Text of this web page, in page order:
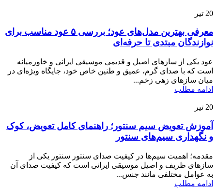
20 تیر
معرفی بهترین مدل‌های عود؛ بررسی ۵ عود مناسب برای
نوازندگان مبتدی تا حرفه‌ای
عود یکی از سازهای اصیل و قدیمی موسیقی ایرانی و خاورمیانه
است که با صدای گرم، عمیق و طنین خاص خود، جایگاه ویژه‌ای در
میان سازهای زهی زخم...
ادامه مطلب
20 تیر
آموزش تعویض سیم سنتور؛ راهنمای کامل تعویض، کوک
و نگهداری سیم‌های سنتور
مقدمه؛ اهمیت سیم‌ها در کیفیت صدای سنتور سنتور یکی از
سازهای ظریف و اصیل موسیقی ایرانی است که کیفیت صدای آن
به عوامل مختلفی مانند جنس...
ادامه مطلب